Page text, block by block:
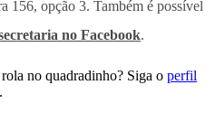
156, opção 3. Também é possível
no Facebook.
no quadradinho? Siga o perfil
.